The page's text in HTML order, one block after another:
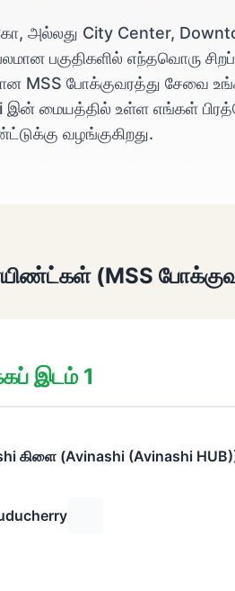
அல்லது City Center,
பகுதிகளில் எந்தவொரு
MSS போக்குவரத்து சேவை
இன் மையத்தில் உள்ள எங்கள்
வழங்குகிறது.
(MSS
இடம் 1
கிளை (Avinashi (Avinashi